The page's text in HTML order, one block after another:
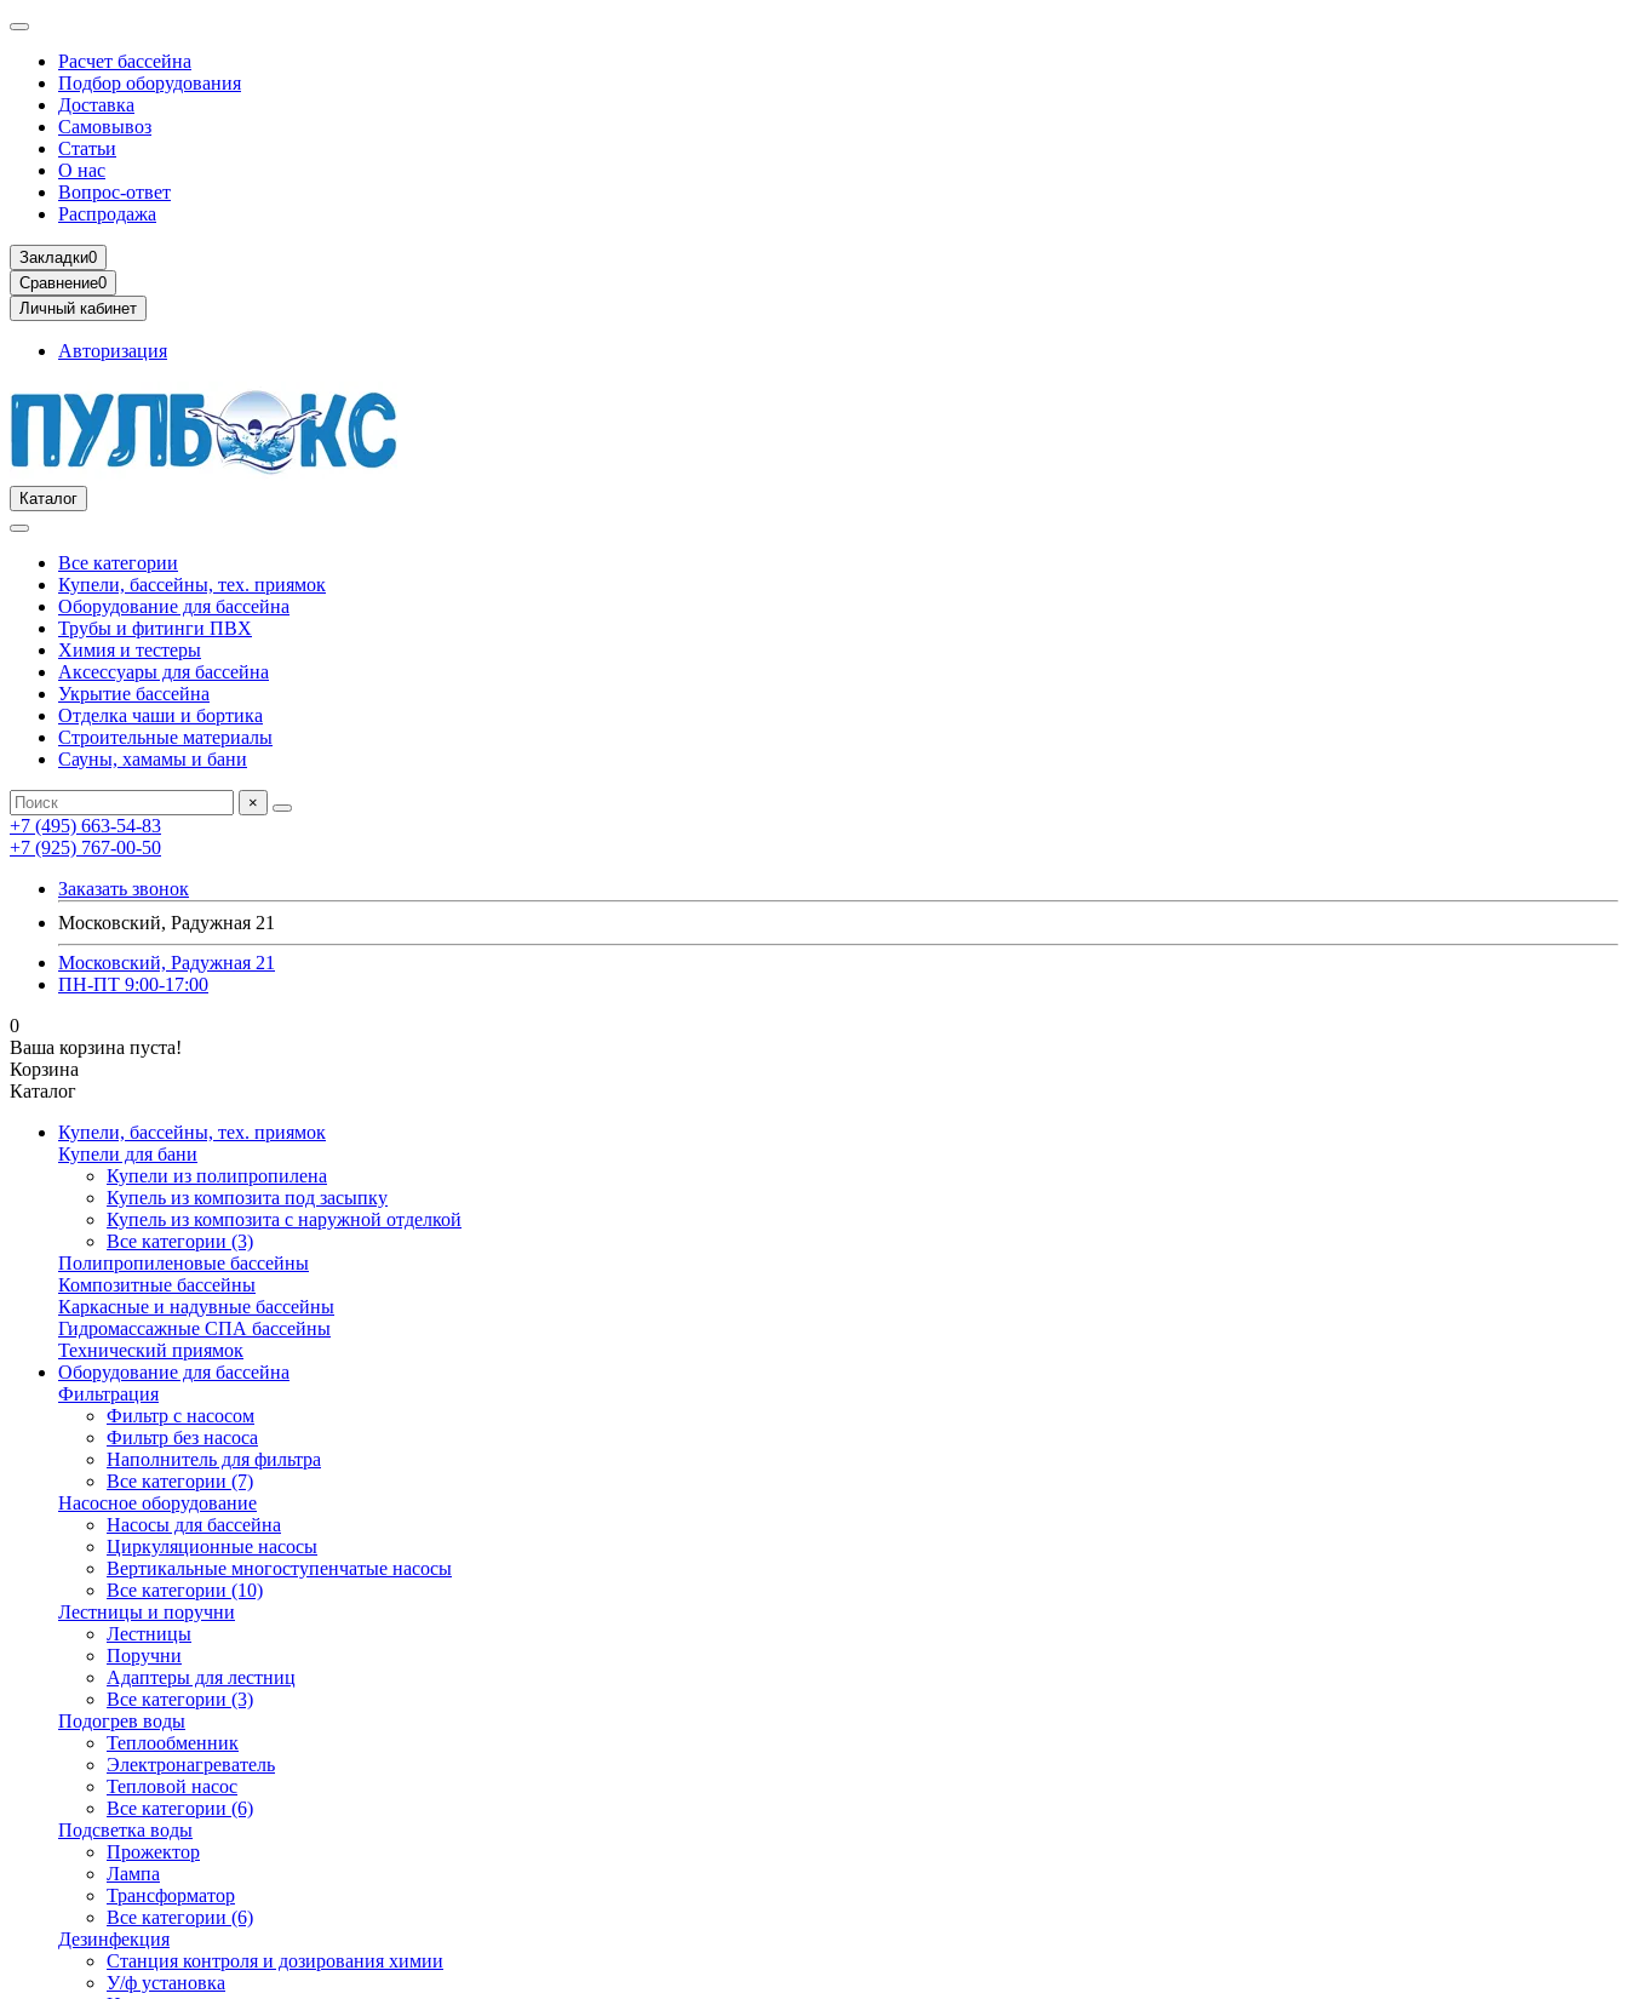
Расчет бассейна
Подбор оборудования
Доставка
Самовывоз
Статьи
О нас
Вопрос-ответ
Распродажа
Закладки0
Сравнение0
Личный кабинет
Авторизация
Каталог
Все категории
Купели, бассейны, тех. приямок
Оборудование для бассейна
Трубы и фитинги ПВХ
Химия и тестеры
Аксессуары для бассейна
Укрытие бассейна
Отделка чаши и бортика
Строительные материалы
Сауны, хамамы и бани
×
+7 (495) 663-54-83
+7 (925) 767-00-50
Заказать звонок
Московский, Радужная 21
Московский, Радужная 21
ПН-ПТ 9:00-17:00
0
Ваша корзина пуста!
Корзина
Каталог
Купели, бассейны, тех. приямок
Купели для бани
Купели из полипропилена
Купель из композита под засыпку
Купель из композита с наружной отделкой
Все категории (3)
Полипропиленовые бассейны
Композитные бассейны
Каркасные и надувные бассейны
Гидромассажные СПА бассейны
Технический приямок
Оборудование для бассейна
Фильтрация
Фильтр с насосом
Фильтр без насоса
Наполнитель для фильтра
Все категории (7)
Насосное оборудование
Насосы для бассейна
Циркуляционные насосы
Вертикальные многоступенчатые насосы
Все категории (10)
Лестницы и поручни
Лестницы
Поручни
Адаптеры для лестниц
Все категории (3)
Подогрев воды
Теплообменник
Электронагреватель
Тепловой насос
Все категории (6)
Подсветка воды
Прожектор
Лампа
Трансформатор
Все категории (6)
Дезинфекция
Станция контроля и дозирования химии
У/ф установка